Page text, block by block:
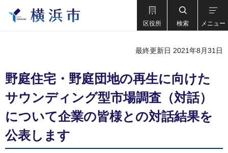
区役所 検索 メニュー
最終更新日 2021年8月31日
野庭住宅・野庭団地の再生に向けた
サウンディング型市場調査（対話）
について企業の皆様との対話結果を
公表します